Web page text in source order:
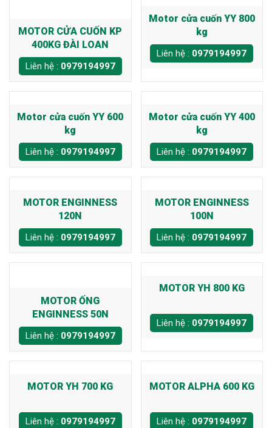
MOTOR CỬA CUỐN KP
400KG ĐÀI LOAN
Liên hệ : 0979194997
Motor cửa cuốn YY 800
kg
Liên hệ : 0979194997
Motor cửa cuốn YY 600
kg
Liên hệ : 0979194997
Motor cửa cuốn YY 400
kg
Liên hệ : 0979194997
MOTOR ENGINNESS
120N
Liên hệ : 0979194997
MOTOR ENGINNESS
100N
Liên hệ : 0979194997
MOTOR ỐNG
ENGINNESS 50N
Liên hệ : 0979194997
MOTOR YH 800 KG
Liên hệ : 0979194997
MOTOR YH 700 KG
Liên hệ : 0979194997
MOTOR ALPHA 600 KG
Liên hệ : 0979194997